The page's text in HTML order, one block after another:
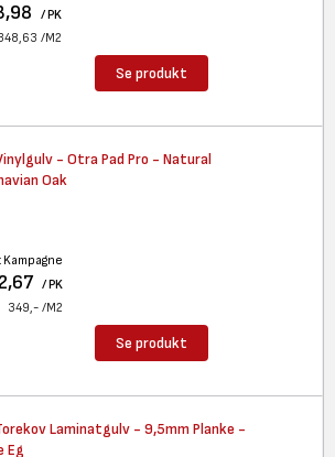
/ PK
/M2
Se produkt
- Otra Pad Pro - Natural
Oak
Kampagne
/ PK
349,- /M2
Se produkt
Laminatgulv - 9,5mm Planke -
Eg